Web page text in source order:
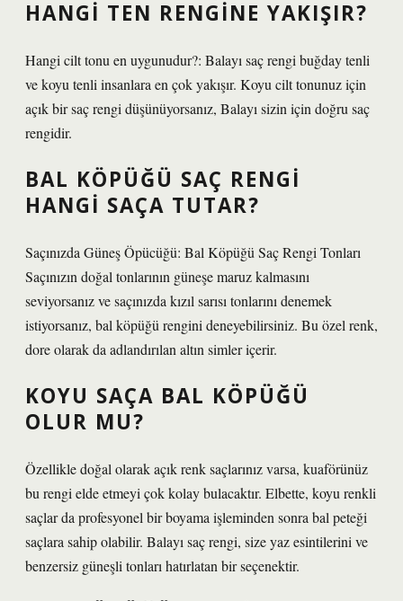
HANGI TEN RENGINE YAKIŞIR?
Hangi cilt tonu en uygunudur?: Balayı saç rengi buğday tenli
ve koyu tenli insanlara en çok yakışır. Koyu cilt tonunuz için
açık bir saç rengi düşünüyorsanız, Balayı sizin için doğru saç
rengidir.
BAL KÖPÜĞÜ SAÇ RENGI
HANGI SAÇA TUTAR?
Saçınızda Güneş Öpücüğü: Bal Köpüğü Saç Rengi Tonları
Saçınızın doğal tonlarının güneşe maruz kalmasını
seviyorsanız ve saçınızda kızıl sarısı tonlarını denemek
istiyorsanız, bal köpüğü rengini deneyebilirsiniz. Bu özel renk,
dore olarak da adlandırılan altın simler içerir.
KOYU SAÇA BAL KÖPÜĞÜ
OLUR MU?
Özellikle doğal olarak açık renk saçlarınız varsa, kuaförünüz
bu rengi elde etmeyi çok kolay bulacaktır. Elbette, koyu renkli
saçlar da profesyonel bir boyama işleminden sonra bal peteği
saçlara sahip olabilir. Balayı saç rengi, size yaz esintilerini ve
benzersiz güneşli tonları hatırlatan bir seçenektir.